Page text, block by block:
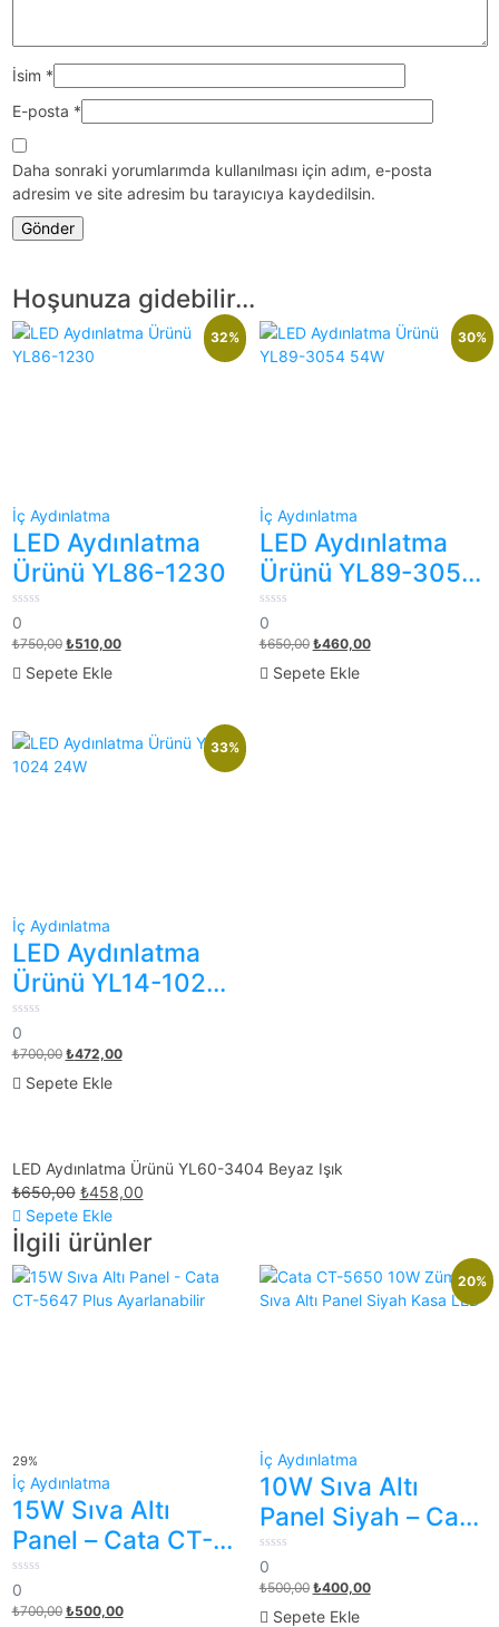
İsim *
E-posta *
Daha sonraki yorumlarımda kullanılması için adım, e-posta
adresim ve site adresim bu tarayıcıya kaydedilsin.
Hoşunuza gidebilir…
32%
İç Aydınlatma
LED Aydınlatma
Ürünü YL86-1230
0
out
of
0
₺750,00 ₺510,00
Sepete Ekle
30%
İç Aydınlatma
LED Aydınlatma
Ürünü YL89-3054
54W
0
out
of
0
₺650,00 ₺460,00
Sepete Ekle
33%
İç Aydınlatma
LED Aydınlatma
Ürünü YL14-1024
24W
0
out
of
0
₺700,00 ₺472,00
Sepete Ekle
LED Aydınlatma Ürünü YL60-3404 Beyaz Işık
₺650,00 ₺458,00
Sepete Ekle
İlgili ürünler
29%
İç Aydınlatma
15W Sıva Altı
Panel – Cata CT-
5647 Plus
Ayarlanabilir
0
out
of
0
₺700,00 ₺500,00
20%
İç Aydınlatma
10W Sıva Altı
Panel Siyah – Cata
CT-5650 Zümrüt
LED Spot
0
out
of
0
₺500,00 ₺400,00
Sepete Ekle